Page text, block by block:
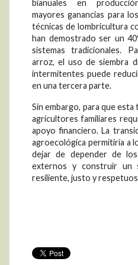
bianuales en
mayores ganancias para
técnicas de lombricultura
han demostrado ser un
sistemas tradicionales.
arroz, el uso de siembra
intermitentes puede
en una tercera parte.
Sin embargo, para que
agricultores familiares
apoyo financiero. La
agroecológica permitiría a
dejar de depender de
externos y construir un
resiliente, justo y